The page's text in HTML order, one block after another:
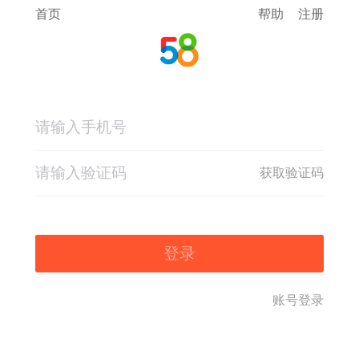
首页 帮助 注册
获取验证码
登录
账号登录